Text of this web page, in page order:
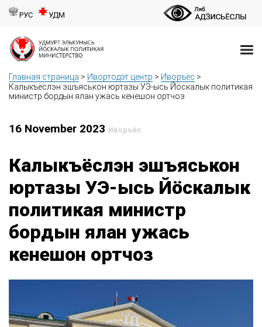
РУС УДМ
Главная страница > Ивортодэт центр > Иворъёс >
Калыкъёслэн эшъяськон юртазы УЭ-ысь Йӧскалык политикая
министр бордын ялан ужась кенешон ортчоз
16 November 2023 Иворъёс
Калыкъёслэн эшъяськон
юртазы УЭ-ысь Йӧскалык
политикая министр
бордын ялан ужась
кенешон ортчоз